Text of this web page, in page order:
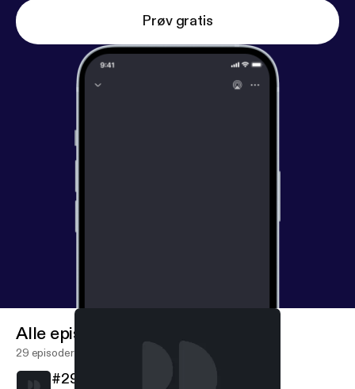
Prøv gratis
Alle episoder
29 episoder
#29- New car who dis?